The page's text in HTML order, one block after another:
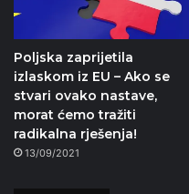
Poljska zaprijetila
izlaskom iz EU – Ako se
stvari ovako nastave,
morat ćemo tražiti
radikalna rješenja!
13/09/2021